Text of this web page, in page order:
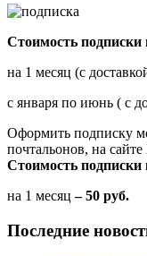
Стоимость подписки
на 1 месяц (с
с января по июнь ( с
Оформить подписку
почтальонов, на
Стоимость подписки
на 1 месяц – 50 руб.
Последние